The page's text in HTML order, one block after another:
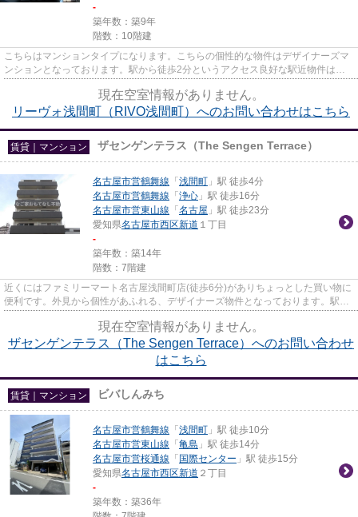
-
築年数：築9年
階数：10階建
こちらはマンションタイプになります。こちらの個性的な物件はデザイナーズマ
ンションとなっております。駅から徒歩2分というアクセス良好な駅近物件はい
現在空室情報がありません。
リーヴォ浅間町（RIVO浅間町）へのお問い合わせはこちら
賃貸｜マンション ザセンゲンテラス（The Sengen Terrace）
名古屋市営鶴舞線 「 浅間町 」駅 徒歩4分
名古屋市営鶴舞線 「 浄心 」駅 徒歩16分
名古屋市営東山線 「 名古屋 」駅 徒歩23分
愛知県名古屋市西区新道 １丁目
-
築年数：築14年
階数：7階建
近くにはファミリーマート名古屋浅間町店(徒歩6分)がありちょっとした買い物に
便利です。外見から個性があふれる、デザイナーズ物件となっております。駅ま
現在空室情報がありません。
ザセンゲンテラス（The Sengen Terrace）へのお問い合わせ
はこちら
賃貸｜マンション ビバしんみち
名古屋市営鶴舞線 「 浅間町 」駅 徒歩10分
名古屋市営東山線 「 亀島 」駅 徒歩14分
名古屋市営桜通線 「 国際センター 」駅 徒歩15分
愛知県名古屋市西区新道 ２丁目
-
築年数：築36年